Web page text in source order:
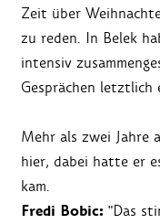
Zeit über
zu reden. In Belek
intensiv
Gesprächen letztlich
Mehr als zwei Jahre
hier, dabei hatte er
kam.
Fredi Bobic: "Das